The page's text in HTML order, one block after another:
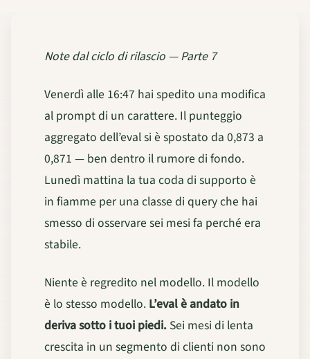
Note dal ciclo di rilascio — Parte 7
Venerdì alle 16:47 hai spedito una modifica
al prompt di un carattere. Il punteggio
aggregato dell’eval si è spostato da 0,873 a
0,871 — ben dentro il rumore di fondo.
Lunedì mattina la tua coda di supporto è
in fiamme per una classe di query che hai
smesso di osservare sei mesi fa perché era
stabile.
Niente è regredito nel modello. Il modello
è lo stesso modello. L’eval è andato in
deriva sotto i tuoi piedi. Sei mesi di lenta
crescita in un segmento di clienti non sono